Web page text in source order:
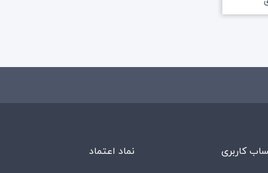
کاربری نماد اعتماد